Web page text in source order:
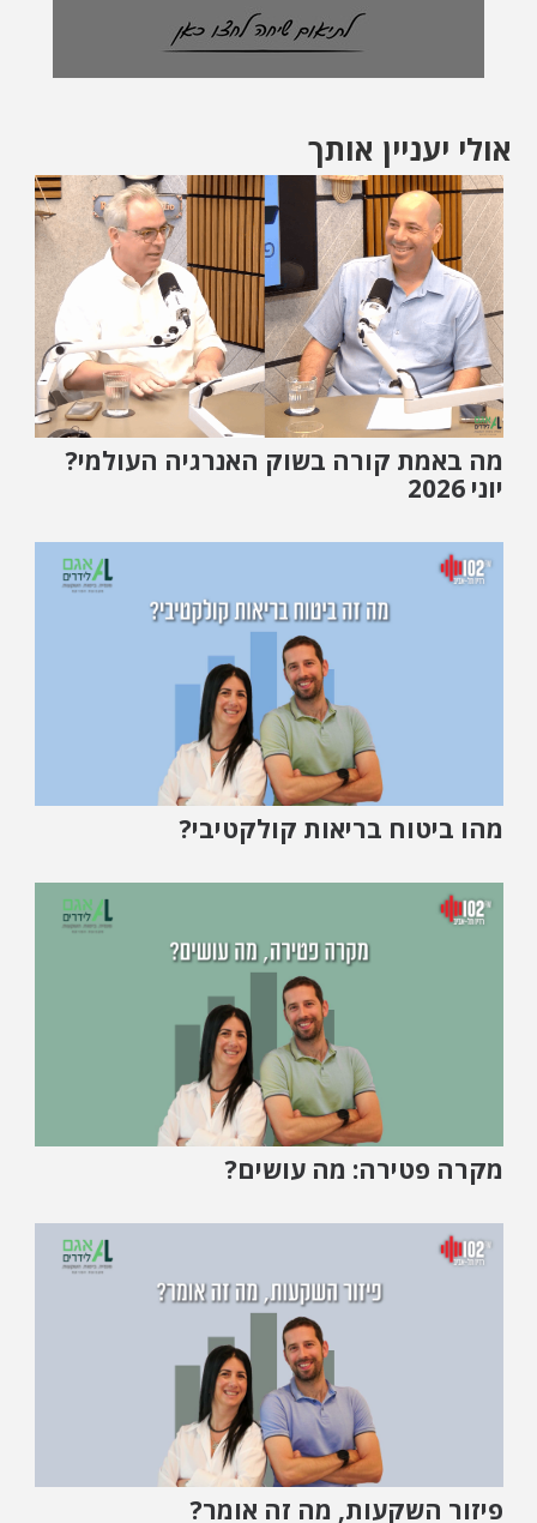
אולי יעניין אותך
מה באמת קורה בשוק האנרגיה העולמי?
יוני 2026
מהו ביטוח בריאות קולקטיבי?
מקרה פטירה: מה עושים?
פיזור השקעות, מה זה אומר?